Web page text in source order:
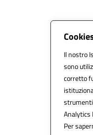
Il nostro
sono
corretto
Analytics
Per